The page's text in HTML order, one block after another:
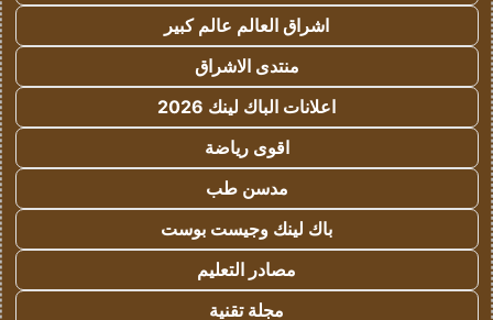
اشراق العالم عالم كبير
منتدى الاشراق
اعلانات الباك لينك 2026
اقوى رياضة
مدسن طب
باك لينك وجيست بوست
مصادر التعليم
مجلة تقنية